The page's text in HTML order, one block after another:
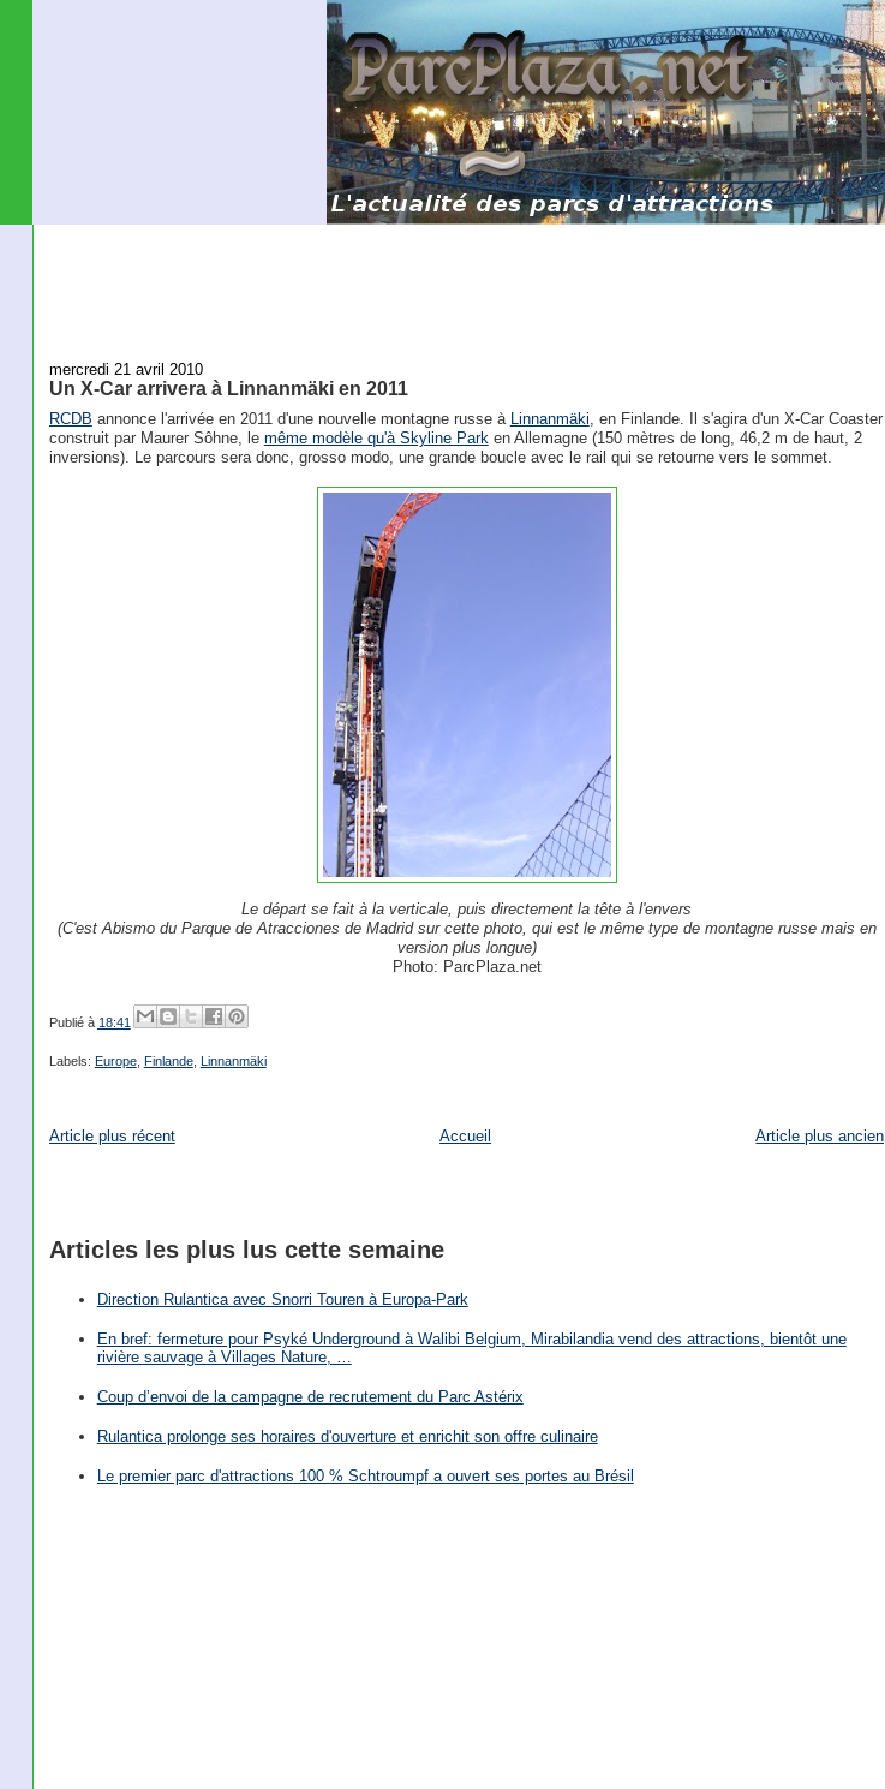
mercredi 21 avril 2010
Un X-Car arrivera à Linnanmäki en 2011
RCDB annonce l'arrivée en 2011 d'une nouvelle montagne russe à Linnanmäki, en Finlande. Il s'agira d'un X-Car Coaster
construit par Maurer Sôhne, le même modèle qu'à Skyline Parken Allemagne (150 mètres de long, 46,2 m de haut, 2
inversions). Le parcours sera donc, grosso modo, une grande boucle avec le rail qui se retourne vers le sommet.
Le départ se fait à la verticale, puis directement la tête à l'envers
(C'est Abismo du Parque de Atracciones de Madrid sur cette photo, qui est le même type de montagne russe mais en
version plus longue)
Photo: ParcPlaza.net
Publié à 18:41
Labels: Europe, Finlande, Linnanmäki
Article plus récent Article plus ancien
Accueil
Articles les plus lus cette semaine
Direction Rulantica avec Snorri Touren à Europa-Park
En bref: fermeture pour Psyké Underground à Walibi Belgium, Mirabilandia vend des attractions, bientôt une
rivière sauvage à Villages Nature, …
Coup d’envoi de la campagne de recrutement du Parc Astérix
Rulantica prolonge ses horaires d'ouverture et enrichit son offre culinaire
Le premier parc d'attractions 100 % Schtroumpf a ouvert ses portes au Brésil